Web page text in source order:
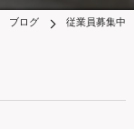
ブログ 従業員募集中